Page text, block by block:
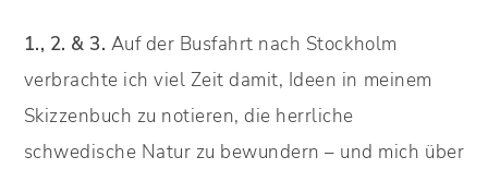
1., 2. & 3. Auf der Busfahrt nach Stockholm
verbrachte ich viel Zeit damit, Ideen in meinem
Skizzenbuch zu notieren, die herrliche
schwedische Natur zu bewundern – und mich über